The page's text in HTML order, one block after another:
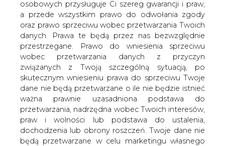
osobowych przysługuje Ci szereg gwarancji i praw,
a przede wszystkim prawo do odwołania zgody
oraz prawo sprzeciwu wobec przetwarzania Twoich
danych. Prawa te będą przez nas bezwzględnie
przestrzegane. Prawo do wniesienia sprzeciwu
wobec przetwarzania danych z przyczyn
związanych z Twoją szczególną sytuacją, po
skutecznym wniesieniu prawa do sprzeciwu Twoje
dane nie będą przetwarzane o ile nie będzie istnieć
ważna prawnie uzasadniona podstawa do
przetwarzania, nadrzędna wobec Twoich interesów,
praw i wolności lub podstawa do ustalenia,
dochodzenia lub obrony roszczeń. Twoje dane nie
będą przetwarzane w celu marketingu własnego
Trwają prace przy zabezpieczaniu przed
zalaniem PGE Elektrowni "Opole&#8221;
- podał serwis internetowy "Nowej
Trybuny Opolskiej".
Elektrownia jest zagrożona przez wody Odry z powodu
wyrwy w wale przeciwpowodziowym, która powstała w
okolicach miejscowości Dobrzeń. Zagrożeniem dla
elektrowni są też wezbrane rzeki Mała Panew, która
przerwała zabezpieczenia w Czarnowąsach.